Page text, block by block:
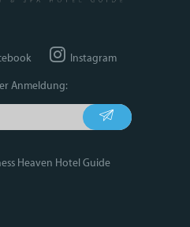
Instagram
Anmeldung:
Heaven Hotel Guide